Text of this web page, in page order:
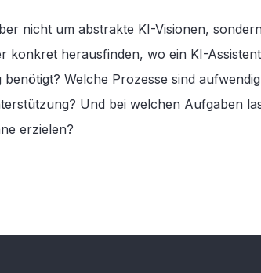
nicht um abstrakte KI-Visionen,
konkret herausfinden, wo ein KI-
Welche Prozesse sind
Und bei welchen Aufgaben
erzielen?